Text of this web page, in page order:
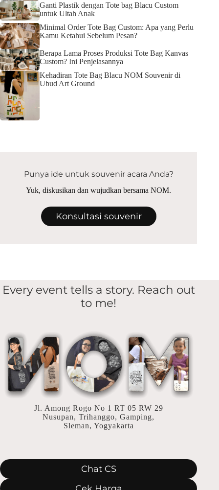
Ganti Plastik dengan Tote bag Blacu Custom
untuk Ultah Anak
Minimal Order Tote Bag Custom: Apa yang Perlu
Kamu Ketahui Sebelum Pesan?
Berapa Lama Proses Produksi Tote Bag Kanvas
Custom? Ini Penjelasannya
Kehadiran Tote Bag Blacu NOM Souvenir di
Ubud Art Ground
Punya ide untuk souvenir acara Anda?
Yuk, diskusikan dan wujudkan bersama NOM.
Konsultasi souvenir
Every event tells a story. Reach out
to me!
Jl. Among Rogo No 1 RT 05 RW 29
Nusupan, Trihanggo, Gamping,
Sleman, Yogyakarta
Chat CS